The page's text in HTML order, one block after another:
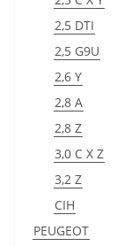
2,5 DTI
2,5 G9U
2,6 Y
2,8 A
2,8 Z
3,0 C X Z
3,2 Z
CIH
PEUGEOT